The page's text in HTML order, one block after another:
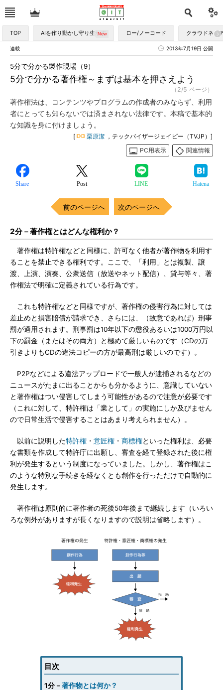
TOP AIを作り動かし守り生かす ロー/ノーコード クラウドネイ
連載 2013年7月19日 公開
5分で分かる著作権～まずは基本を押さえよう
5分で分かる製作現場（9）
（2/5 ページ）
著作権法は、コンテンツやプログラムの作成者のみならず、利用
者にとっても知らないでは済まされない法律です。本稿で基本的
な知識を身に付けましょう。
[ 栗原潔 ，テックバイザージェイピー（TVJP）]
PC用表示
関連情報
Share Post LINE Hatena
前のページへ 次のページへ
2分－著作権とはどんな権利か？
著作権は特許権などと同様に、許可なく他者が著作物を利用す
ることを禁止できる権利です。ここで、「利用」とは複製、譲
渡、上演、演奏、公衆送信（放送やネット配信）、貸与等々、著
作権法で明確に定義されている行為です。
これも特許権などと同様ですが、著作権の侵害行為に対しては
差止めと損害賠償が請求でき、さらには、（故意であれば）刑事
罰が適用されます。刑事罰は10年以下の懲役あるいは1000万円以
下の罰金（またはその両方）と極めて厳しいものです（CDの万
引きよりもCDの違法コピーの方が最高刑は厳しいのです）。
P2Pなどによる違法アップロードで一般人が逮捕されるなどの
ニュースがたまに出ることからも分かるように、意識していない
と著作権はつい侵害してしまう可能性があるので注意が必要です
（これに対して、特許権は「業として」の実施にしか及びません
ので日常生活で侵害することはあまり考えられません）。
以前に説明した特許権 ・ 意匠権 ・ 商標権といった権利は、必要
な書類を作成して特許庁に出願し、審査を経て登録された後に権
利が発生するという制度になっていました。しかし、著作権はこ
のような特別な手続きを経なくとも創作を行っただけで自動的に
発生します。
著作権は原則的に著作者の死後50年後まで継続します（いろい
ろな例外がありますが長くなりますので説明は省略します）。
目次
1分－著作物とは何か？